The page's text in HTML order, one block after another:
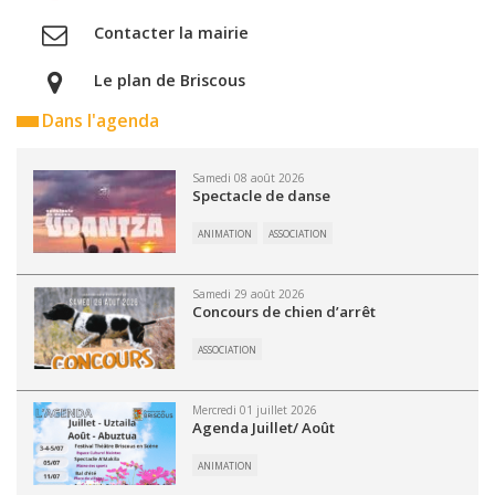
Contacter la mairie
Le plan de Briscous
Dans l'agenda
Samedi 08 août 2026
Spectacle de danse
ANIMATION ASSOCIATION
Samedi 29 août 2026
Concours de chien d’arrêt
ASSOCIATION
Mercredi 01 juillet 2026
Agenda Juillet/ Août
ANIMATION